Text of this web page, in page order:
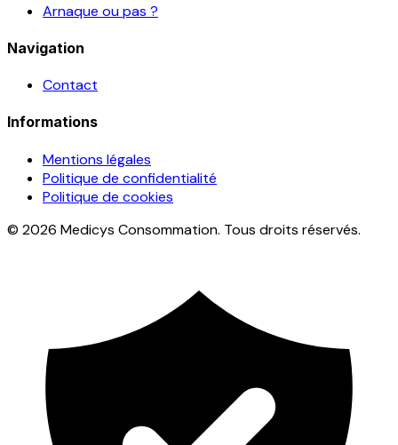
Arnaque ou pas ?
Navigation
Contact
Informations
Mentions légales
Politique de confidentialité
Politique de cookies
© 2026 Medicys Consommation. Tous droits réservés.